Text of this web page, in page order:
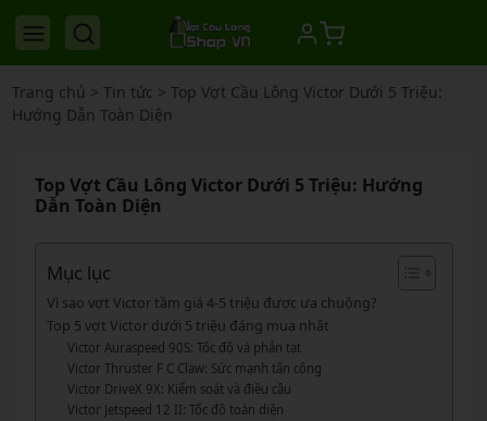
Trang chủ > Tin tức > Top Vợt Cầu Lông Victor Dưới 5 Triệu:
Hướng Dẫn Toàn Diện
Top Vợt Cầu Lông Victor Dưới 5 Triệu: Hướng
Dẫn Toàn Diện
Mục lục
Vì sao vợt Victor tầm giá 4-5 triệu được ưa chuộng?
Top 5 vợt Victor dưới 5 triệu đáng mua nhất
Victor Auraspeed 90S: Tốc độ và phản tạt
Victor Thruster F C Claw: Sức mạnh tấn công
Victor DriveX 9X: Kiểm soát và điều cầu
Victor Jetspeed 12 II: Tốc độ toàn diện